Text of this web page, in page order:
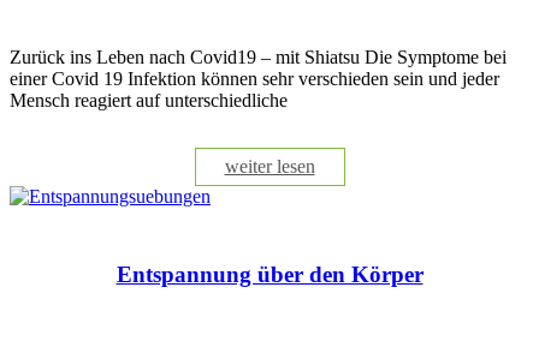
Zurück ins Leben nach Covid19 – mit Shiatsu Die Symptome bei
einer Covid 19 Infektion können sehr verschieden sein und jeder
Mensch reagiert auf unterschiedliche
weiter lesen
Entspannung über den Körper